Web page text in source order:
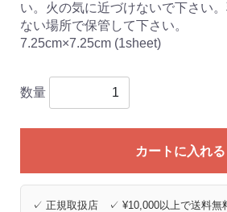
い。火の気に近づけないで下さい
ない場所で保管して下さい。
7.25cm×7.25cm (1sheet)
数量
カートに入れる
✓ 正規取扱店 ✓ ¥10,000以上で送料無